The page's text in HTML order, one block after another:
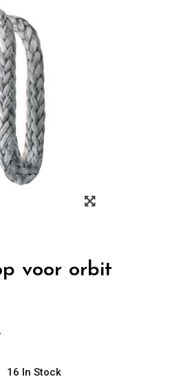
Zoom
voor orbit
16 In Stock